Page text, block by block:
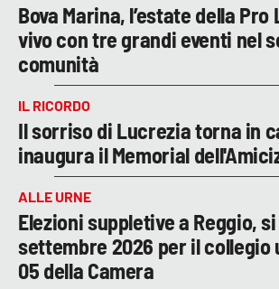
Bova Marina, l’estate della
vivo con tre grandi eventi nel
comunità
IL RICORDO
Il sorriso di Lucrezia torna in
inaugura il Memorial
ALLE URNE
Elezioni suppletive a Reggio,
settembre 2026 per il collegio
05 della Camera